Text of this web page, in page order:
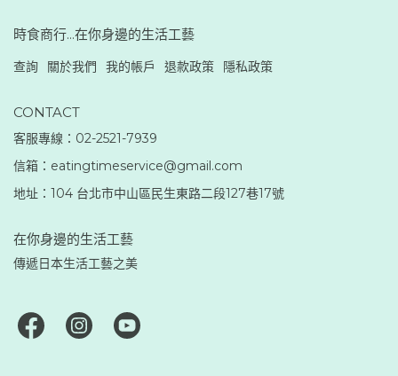
時食商行...在你身邊的生活工藝
查詢 關於我們 我的帳戶 退款政策 隱私政策
CONTACT
客服專線：02-2521-7939
信箱：eatingtimeservice@gmail.com
地址：104 台北市中山區民生東路二段127巷17號
在你身邊的生活工藝
傳遞日本生活工藝之美